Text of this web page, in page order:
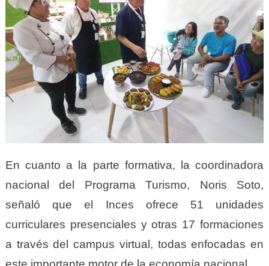
En cuanto a la parte formativa, la coordinadora
nacional del Programa Turismo, Noris Soto,
señaló que el Inces ofrece 51 unidades
curriculares presenciales y otras 17 formaciones
a través del campus virtual, todas enfocadas en